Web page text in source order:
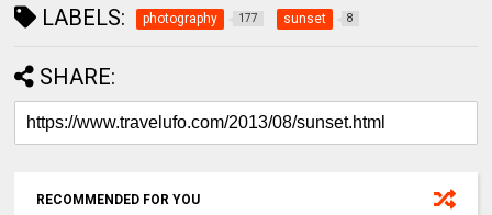
LABELS: photography 177 sunset 8
SHARE:
RECOMMENDED FOR YOU